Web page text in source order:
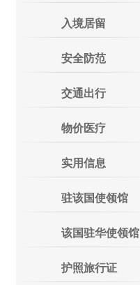
入境居留
安全防范
交通出行
物价医疗
实用信息
驻该国使领馆
该国驻华使领馆
护照旅行证